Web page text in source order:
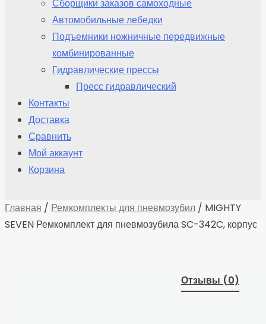
Сборщики заказов самоходные
Автомобильные лебедки
Подъемники ножничные передвижные
комбинированные
Гидравлические прессы
Пресс гидравлический
Контакты
Доставка
Сравнить
Мой аккаунт
Корзина
Главная / Ремкомплекты для пневмозубил / MIGHTY
SEVEN Ремкомплект для пневмозубила SC-342C, корпус
Отзывы (0)